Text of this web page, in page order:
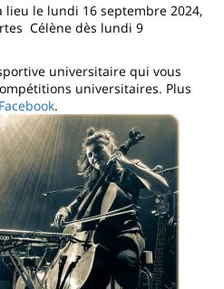
lieu le lundi 16 septembre 2024,
Célène dès lundi 9
universitaire qui vous
universitaires. Plus
Facebook.